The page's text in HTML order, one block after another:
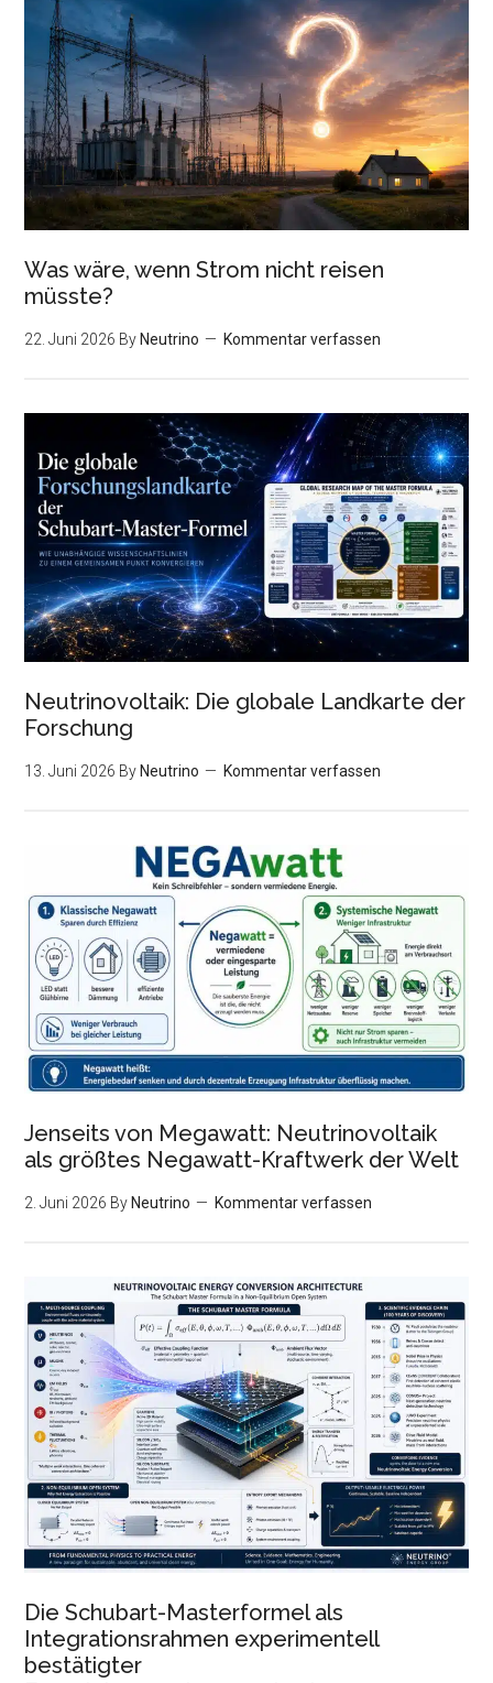
Was wäre, wenn Strom nicht reisen
müsste?
22. Juni 2026 By Neutrino Kommentar verfassen
Neutrinovoltaik: Die globale Landkarte der
Forschung
13. Juni 2026 By Neutrino Kommentar verfassen
Jenseits von Megawatt: Neutrinovoltaik
als größtes Negawatt-Kraftwerk der Welt
2. Juni 2026 By Neutrino Kommentar verfassen
Die Schubart-Masterformel als
Integrationsrahmen experimentell
bestätigter